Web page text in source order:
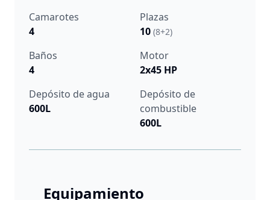
Camarotes
4
Plazas
10 (8+2)
Baños
4
Motor
2x45 HP
Depósito de agua
600L
Depósito de
combustible
600L
Equipamiento